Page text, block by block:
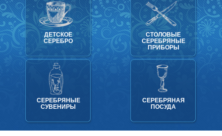
ДЕТСКОЕ
СЕРЕБРО
СТОЛОВЫЕ
СЕРЕБРЯНЫЕ
ПРИБОРЫ
СЕРЕБРЯНЫЕ
СУВЕНИРЫ
СЕРЕБРЯНАЯ
ПОСУДА